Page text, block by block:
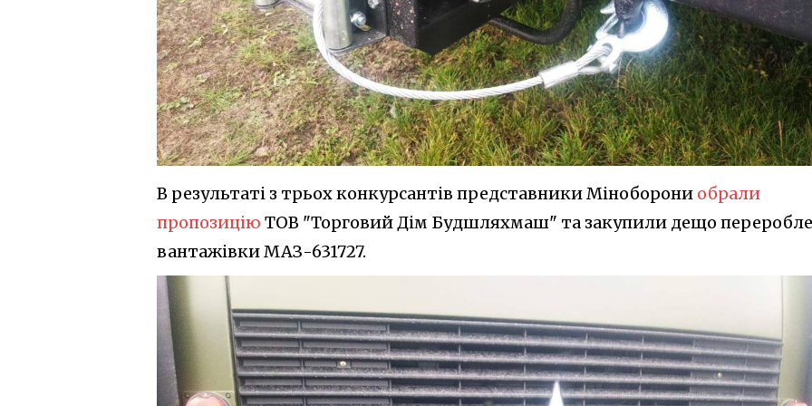
В результаті з трьох конкурсантів представники Міноборони обрали
пропозицію ТОВ "Торговий Дім Будшляхмаш" та закупили дещо
вантажівки МАЗ-631727.